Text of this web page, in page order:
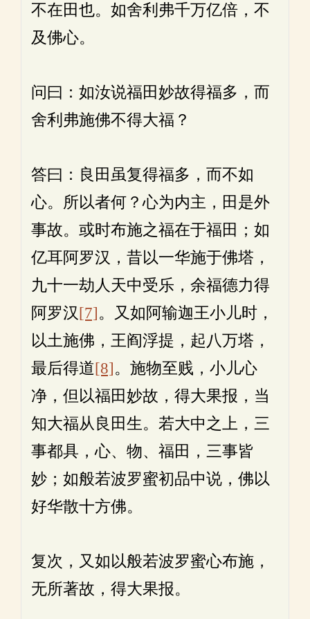
不在田也。如舍利弗千万亿倍，不
及佛心。
问曰：如汝说福田妙故得福多，而
舍利弗施佛不得大福？
答曰：良田虽复得福多，而不如
心。所以者何？心为内主，田是外
事故。或时布施之福在于福田；如
亿耳阿罗汉，昔以一华施于佛塔，
九十一劫人天中受乐，余福德力得
阿罗汉[7]。又如阿输迦王小儿时，
以土施佛，王阎浮提，起八万塔，
最后得道[8]。施物至贱，小儿心
净，但以福田妙故，得大果报，当
知大福从良田生。若大中之上，三
事都具，心、物、福田，三事皆
妙；如般若波罗蜜初品中说，佛以
好华散十方佛。
复次，又如以般若波罗蜜心布施，
无所著故，得大果报。